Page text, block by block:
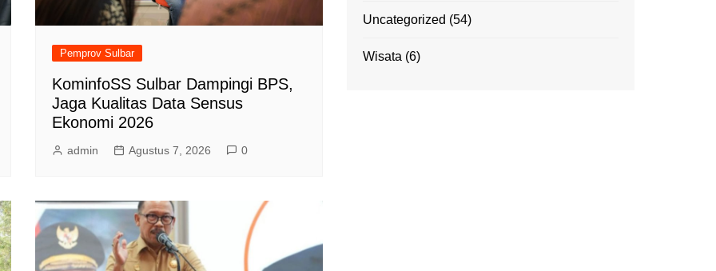
Pemprov Sulbar
KominfoSS Sulbar Dampingi BPS,
Jaga Kualitas Data Sensus
Ekonomi 2026
admin Agustus 7, 2026 0
Uncategorized (54)
Wisata (6)